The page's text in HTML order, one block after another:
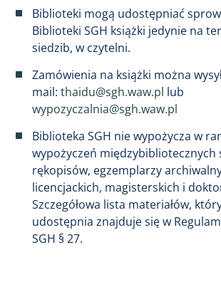
Biblioteki mogą udostępniać
Biblioteki SGH książki jedynie na
siedzib, w czytelni.
Zamówienia na książki można
mail: thaidu@sgh.waw.pl lub
wypozyczalnia@sgh.waw.pl
Biblioteka SGH nie wypożycza w
wypożyczeń
rękopisów, egzemplarzy
licencjackich, magisterskich i
Szczegółowa lista materiałów,
udostępnia znajduje się w
SGH § 27.